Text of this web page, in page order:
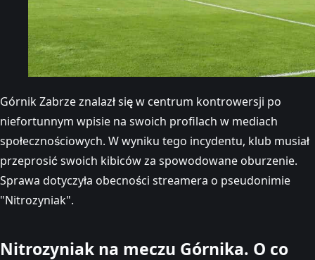
Górnik Zabrze znalazł się w centrum kontrowersji po
niefortunnym wpisie na swoich profilach w mediach
społecznościowych. W wyniku tego incydentu, klub musiał
przeprosić swoich kibiców za spowodowane oburzenie.
Sprawa dotyczyła obecności streamera o pseudonimie
"Nitrozyniak".
Nitrozyniak na meczu Górnika. O co